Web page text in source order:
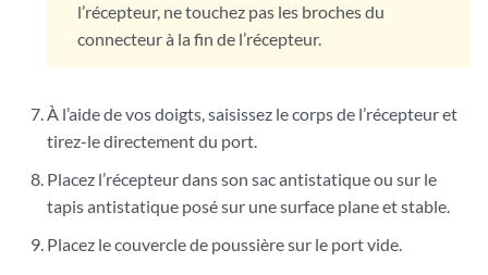
l’récepteur, ne touchez pas les broches du
connecteur à la fin de l’récepteur.
À l’aide de vos doigts, saisissez le corps de l’récepteur et
tirez-le directement du port.
Placez l’récepteur dans son sac antistatique ou sur le
tapis antistatique posé sur une surface plane et stable.
Placez le couvercle de poussière sur le port vide.